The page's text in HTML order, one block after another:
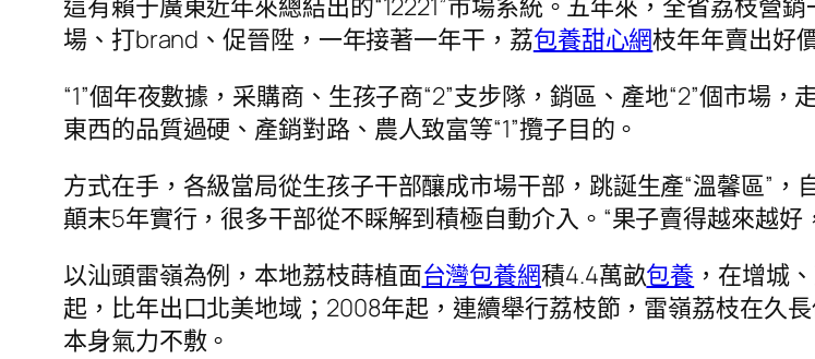
這有賴于廣東近年來總結出的“12221”市場系統。五年來，全省荔枝營
場、打brand、促晉陞，一年接著一年干，荔包養甜心網枝年年賣出好
“1”個年夜數據，采購商、生孩子商“2”支步隊，銷區、產地“2”個市場，
東西的品質過硬、產銷對路、農人致富等“1”攬子目的。
方式在手，各級當局從生孩子干部釀成市場干部，跳誕生產“溫馨區”
顛末5年實行，很多干部從不睬解到積極自動介入。“果子賣得越來越
以汕頭雷嶺為例，本地荔枝蒔植面台灣包養網積4.4萬畝包養 ，在增城
起，比年出口北美地域；2008年起，連續舉行荔枝節，雷嶺荔枝在久
本身氣力不敷。